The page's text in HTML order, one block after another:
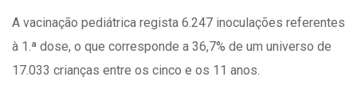
A vacinação pediátrica regista 6.247 inoculações referentes
à 1.ª dose, o que corresponde a 36,7% de um universo de
17.033 crianças entre os cinco e os 11 anos.